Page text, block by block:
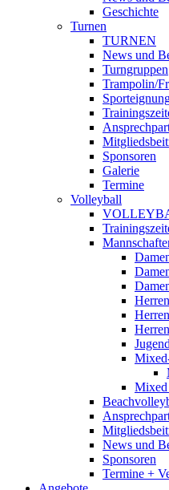
Geschichte
Turnen
TURNEN
News und
Turngruppen
Trampolin/
Sponsoren
Galerie
Termine
Volleyball
Jugend
Mixed
News und
Sponsoren
Termine +